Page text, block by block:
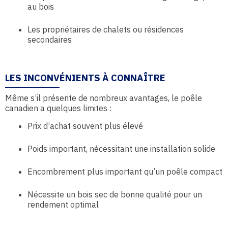
au bois
Les propriétaires de chalets ou résidences
secondaires
LES INCONVÉNIENTS À CONNAÎTRE
Même s’il présente de nombreux avantages, le poêle
canadien a quelques limites :
Prix d’achat souvent plus élevé
Poids important, nécessitant une installation solide
Encombrement plus important qu’un poêle compact
Nécessite un bois sec de bonne qualité pour un
rendement optimal